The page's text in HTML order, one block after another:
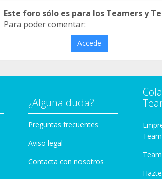
Este foro sólo es para los Teamers y
Para poder comentar:
Accede
¿Alguna duda?
Preguntas frecuentes
Aviso legal
Contacta con nosotros